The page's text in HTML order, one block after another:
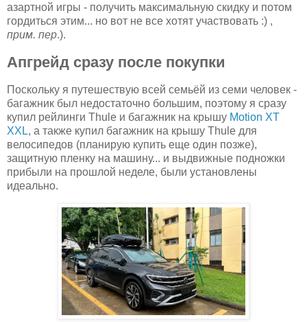
азартной игры - получить максимальную скидку и потом
гордиться этим... но вот не все хотят участвовать :) ,
прим. пер.).
Апгрейд сразу после покупки
Поскольку я путешествую всей семьёй из семи человек -
багажник был недостаточно большим, поэтому я сразу
купил рейлинги Thule и багажник на крышу Motion XT
XXL, а также купил багажник на крышу Thule для
велосипедов (планирую купить еще один позже),
защитную пленку на машину... и выдвижные подножки
прибыли на прошлой неделе, были установлены
идеально.